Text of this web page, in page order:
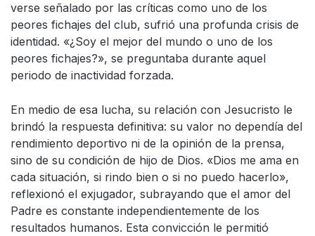
verse señalado por las críticas como uno de los
peores fichajes del club, sufrió una profunda crisis de
identidad. «¿Soy el mejor del mundo o uno de los
peores fichajes?», se preguntaba durante aquel
periodo de inactividad forzada.
En medio de esa lucha, su relación con Jesucristo le
brindó la respuesta definitiva: su valor no dependía del
rendimiento deportivo ni de la opinión de la prensa,
sino de su condición de hijo de Dios. «Dios me ama en
cada situación, si rindo bien o si no puedo hacerlo»,
reflexionó el exjugador, subrayando que el amor del
Padre es constante independientemente de los
resultados humanos. Esta convicción le permitió